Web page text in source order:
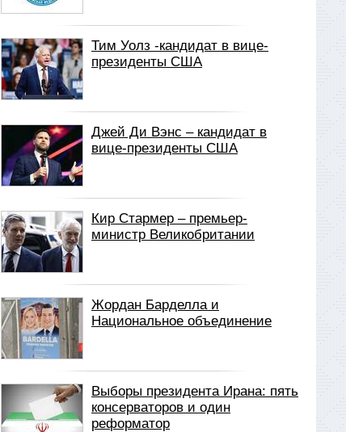
Тим Уолз -кандидат в вице-
президенты США
Джей Ди Вэнс – кандидат в
вице-президенты США
Кир Стармер – премьер-
министр Великобритании
Жордан Барделла и
Национальное объединение
Выборы президента Ирана: пять
консерваторов и один
реформатор